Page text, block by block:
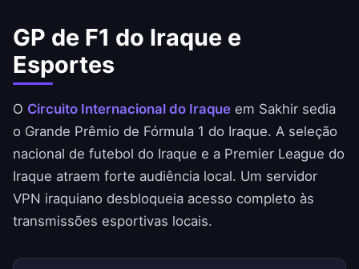
GP de F1 do Iraque e
Esportes
O Circuito Internacional do Iraque em Sakhir sedia
o Grande Prêmio de Fórmula 1 do Iraque. A seleção
nacional de futebol do Iraque e a Premier League do
Iraque atraem forte audiência local. Um servidor
VPN iraquiano desbloqueia acesso completo às
transmissões esportivas locais.